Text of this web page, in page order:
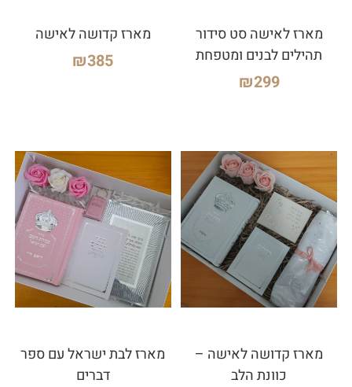
מארז לאישה סט סידור
תהילים לבנים ומטפחת
₪299
מארז קדושה לאישה
₪385
מארז קדושה לאישה –
כוונת הלב
מארז לבת ישראל עם ספר
דברים